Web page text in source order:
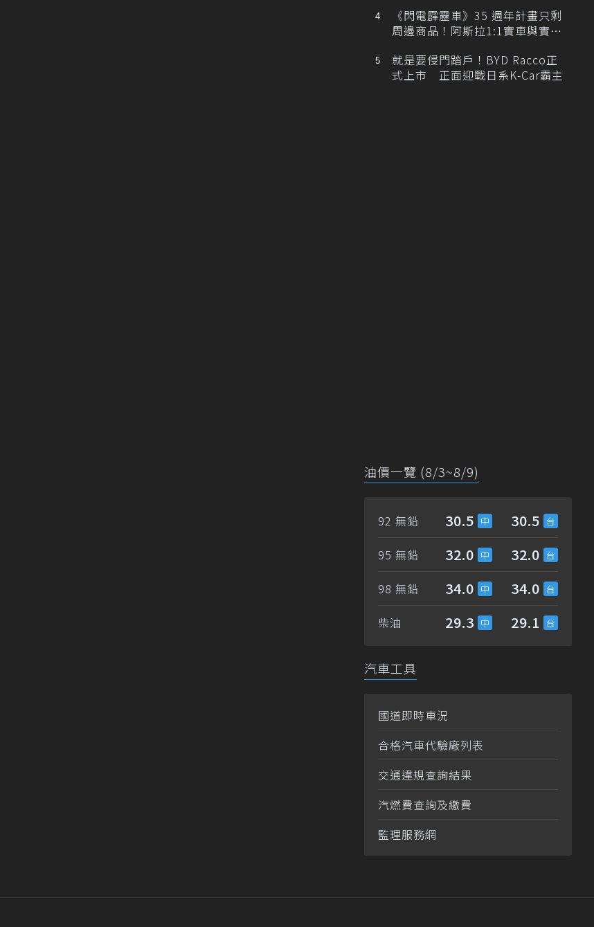
《閃電霹靂車》35 週年計畫只剩
周邊商品！阿斯拉1:1實車與實體
就是要侵門踏戶！BYD Racco正
式上市 正面迎戰日系K-Car霸主
油價一覽 (8/3~8/9)
92 無鉛 30.5 30.5
95 無鉛 32.0 32.0
98 無鉛 34.0 34.0
柴油 29.3 29.1
汽車工具
國道即時車況
合格汽車代驗廠列表
交通違規查詢結果
汽燃費查詢及繳費
監理服務網